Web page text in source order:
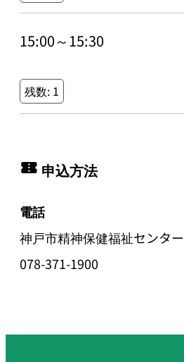
15:00～15:30
残数: 1
申込方法
電話
神戸市精神保健福祉センター
078-371-1900